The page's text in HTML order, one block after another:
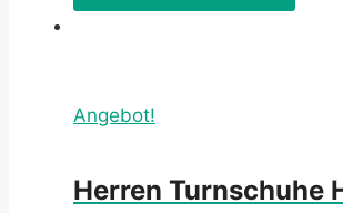
Angebot!
Herren Turnschuhe